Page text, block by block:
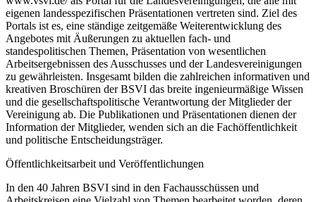
eigenen landesspezifischen Präsentationen vertreten sind. Ziel des
Portals ist es, eine ständige zeitgemäße Weiterentwicklung des
Angebotes mit Äußerungen zu aktuellen fach- und
standespolitischen Themen, Präsentation von wesentlichen
Arbeitsergebnissen des Ausschusses und der Landesvereinigungen
zu gewährleisten. Insgesamt bilden die zahlreichen informativen und
kreativen Broschüren der BSVI das breite ingenieurmäßige Wissen
und die gesellschaftspolitische Verantwortung der Mitglieder der
Vereinigung ab. Die Publikationen und Präsentationen dienen der
Information der Mitglieder, wenden sich an die Fachöffentlichkeit
und politische Entscheidungsträger.
Öffentlichkeitsarbeit und Veröffentlichungen
In den 40 Jahren BSVI sind in den Fachausschüssen und